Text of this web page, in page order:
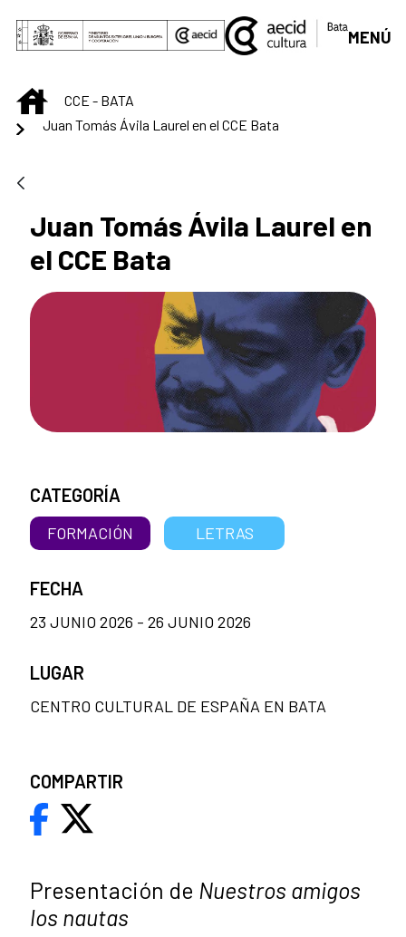
Saltar al contenido principal
MENÚ
INICIOCCE - BATA
Juan Tomás Ávila Laurel en el CCE Bata
Juan Tomás Ávila Laurel en
el CCE Bata
Presentación de Nuestros amigos
los nautas
CATEGORÍA
FORMACIÓN LETRAS
FECHA
23 JUNIO 2026 - 26 JUNIO 2026
LUGAR
CENTRO CULTURAL DE ESPAÑA EN BATA
COMPARTIR